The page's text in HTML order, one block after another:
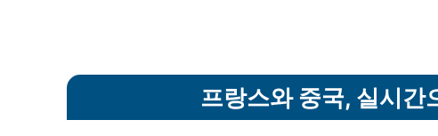
프랑스와 중국, 실시간